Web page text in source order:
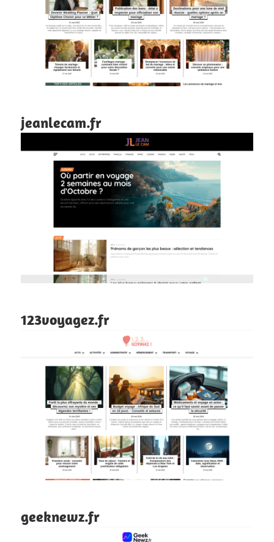
jeanlecam.fr
123voyagez.fr
geeknewz.fr